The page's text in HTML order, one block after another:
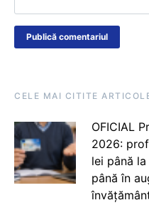
CELE MAI CITITE
OFICIAL
2026:
lei până
până în